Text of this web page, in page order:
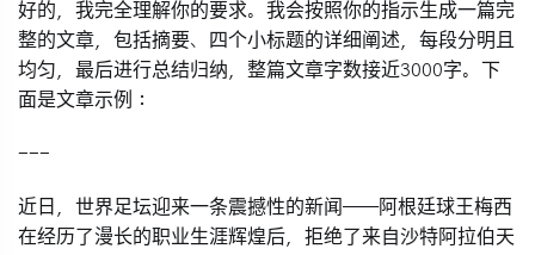
好的，我完全理解你的要求。我会按照你的指示生成一篇完
整的文章，包括摘要、四个小标题的详细阐述，每段分明且
均匀，最后进行总结归纳，整篇文章字数接近3000字。下
面是文章示例：
---
近日，世界足坛迎来一条震撼性的新闻——阿根廷球王梅西
在经历了漫长的职业生涯辉煌后，拒绝了来自沙特阿拉伯天